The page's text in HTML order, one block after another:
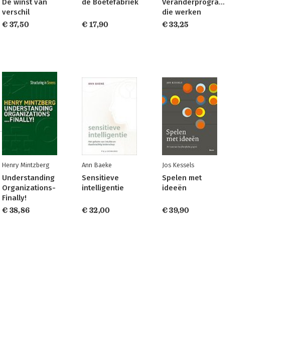
De winst van
verschil
€ 37,50
de Boetefabriek
€ 17,90
Veranderprogramma's
die werken
€ 33,25
Henry Mintzberg
Understanding
Organizations-
Finally!
€ 38,86
Ann Baeke
Sensitieve
intelligentie
€ 32,00
Jos Kessels
Spelen met
ideeën
€ 39,90